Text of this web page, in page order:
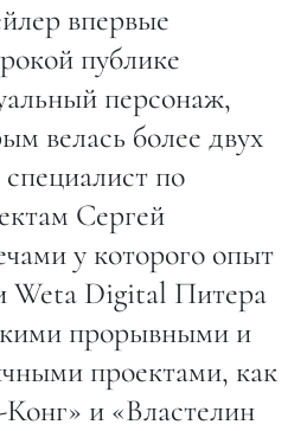
впервые
публике
персонаж,
велась более двух
специалист по
Сергей
у которого опыт
Weta Digital Питера
прорывными и
проектами, как
и «Властелин